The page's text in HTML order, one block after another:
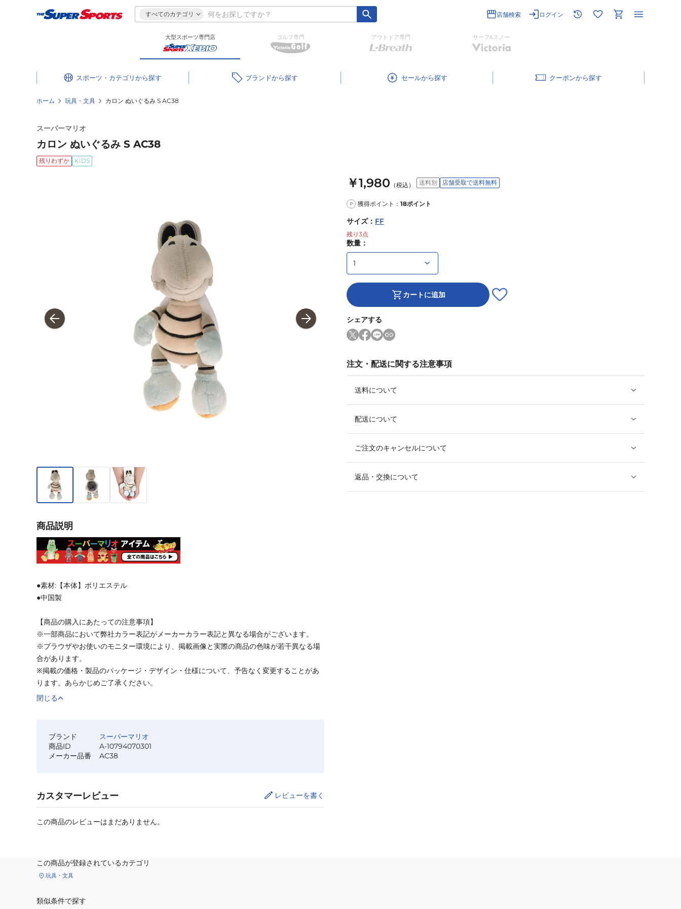
すべてのカテゴリ 店舗検索 ログイン
大型スポーツ専門店 ゴルフ専門 アウトドア専門 サーフ&スノー
スポーツ・カテゴリ ブランド セール クーポン
ホーム 玩具・文具 カロン ぬいぐるみ S AC38
スーパーマリオ
カロン ぬいぐるみ S AC38
残りわずか KIDS
￥1,980 （税込） 送料別 店舗受取で送料無料
P 獲得ポイント： 18ポイント
サイズ： FF
残り 3点
数量：
カートに追加
シェアする
注文・配送に関する注意事項
送料について
配送について
ご注文のキャンセルについて
返品・交換について
商品説明
●素材:【本体】ポリエステル
●中国製
【商品の購入にあたっての注意事項】
※一部商品において弊社カラー表記がメーカーカラー表記と異なる場合がございます。
※ブラウザやお使いのモニター環境により、掲載画像と実際の商品の色味が若干異なる場
合があります。
※掲載の価格・製品のパッケージ・デザイン・仕様について、予告なく変更することがあ
ります。あらかじめご了承ください。
閉じる
ブランド
スーパーマリオ
商品ID
A-10794070301
メーカー品番
AC38
カスタマーレビュー レビューを書く
この商品のレビューはまだありません。
この商品が登録されているカテゴリ
玩具・文具
類似条件で探す